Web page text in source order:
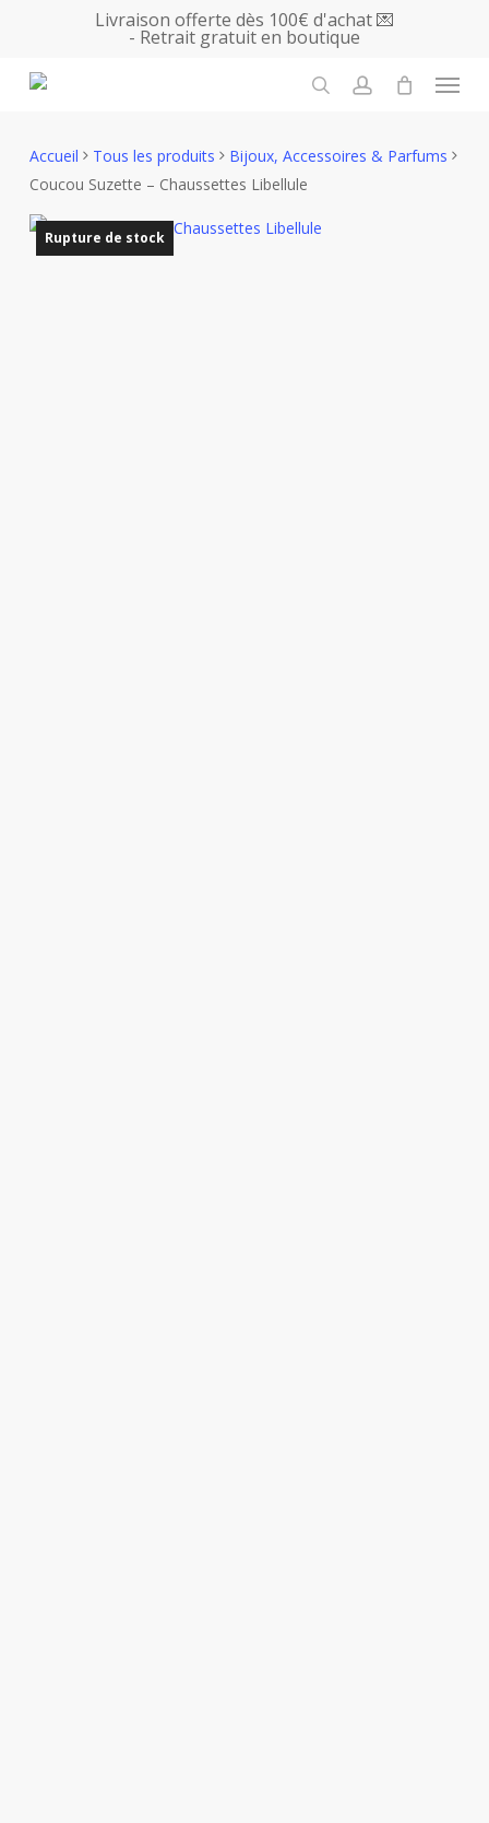
main
Livraison offerte dès 100€ d'achat 💌
- Retrait gratuit en boutique
Menu
Accueil Tous les produits
Bijoux, Accessoires & Parfums
Coucou Suzette – Chaussettes Libellule
Rupture de stock